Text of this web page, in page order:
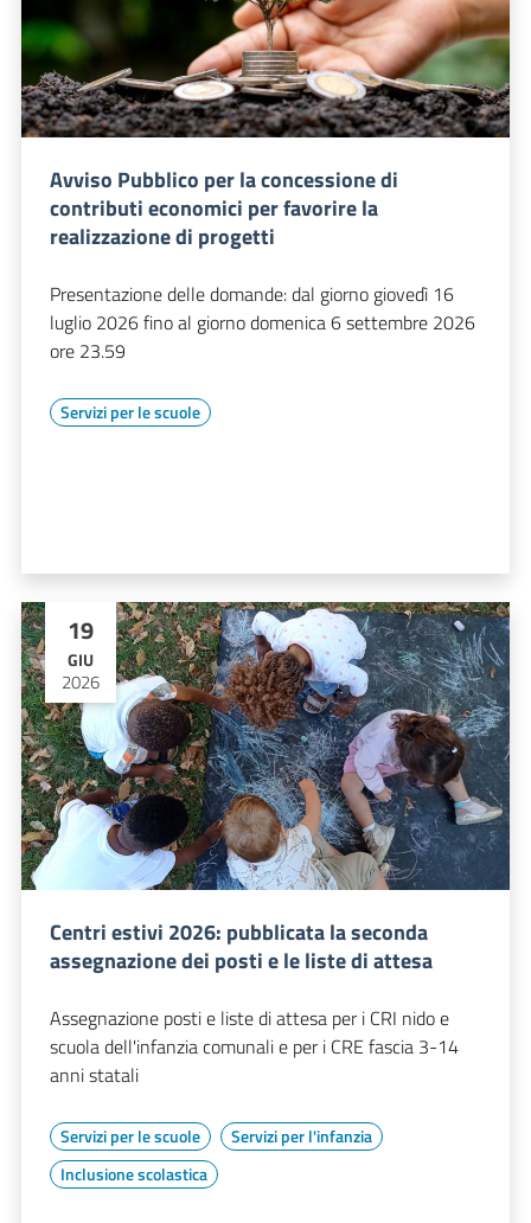
Avviso Pubblico per la concessione di
contributi economici per favorire la
realizzazione di progetti
Presentazione delle domande: dal giorno giovedì 16
luglio 2026 fino al giorno domenica 6 settembre 2026
ore 23.59
Servizi per le scuole
19
GIU
2026
Centri estivi 2026: pubblicata la seconda
assegnazione dei posti e le liste di attesa
Assegnazione posti e liste di attesa per i CRI nido e
scuola dell'infanzia comunali e per i CRE fascia 3-14
anni statali
Servizi per le scuole
Servizi per l'infanzia
Inclusione scolastica